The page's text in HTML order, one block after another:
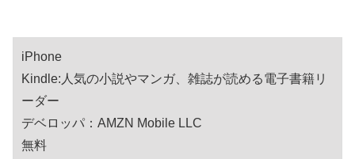
iPhone
Kindle:人気の小説やマンガ、雑誌が読める電子書籍リ
ーダー
デベロッパ：AMZN Mobile LLC
無料